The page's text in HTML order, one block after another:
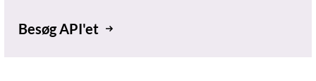
Besøg API'et